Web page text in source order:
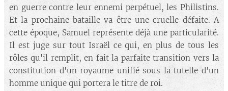
en guerre contre leur ennemi perpétuel, les Philistins.
Et la prochaine bataille va être une cruelle défaite. A
cette époque, Samuel représente déjà une particularité.
Il est juge sur tout Israël ce qui, en plus de tous les
rôles qu'il remplit, en fait la parfaite transition vers la
constitution d'un royaume unifié sous la tutelle d'un
homme unique qui portera le titre de roi.